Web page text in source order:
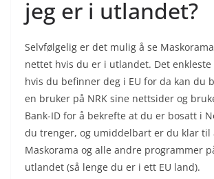
jeg er i utlandet?
Selvfølgelig er det mulig å se
nettet hvis du er i utlandet. Det
hvis du befinner deg i EU for da kan du
en bruker på NRK sine nettsider og
Bank-ID for å bekrefte at du er bosatt i
du trenger, og umiddelbart er du klar til
Maskorama og alle andre programmer
utlandet (så lenge du er i ett EU land).